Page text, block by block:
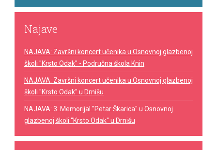
Najave
NAJAVA: Završni koncert učenika u Osnovnoj glazbenoj
školi "Krsto Odak" - Područna škola Knin
NAJAVA: Završni koncert učenika u Osnovnoj glazbenoj
školi "Krsto Odak" u Drnišu
NAJAVA: 3. Memorijal "Petar Škarica" u Osnovnoj
glazbenoj školi "Krsto Odak" u Drnišu